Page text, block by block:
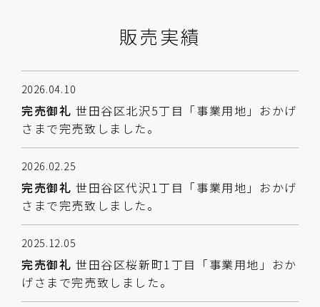
販売実績
2026.04.10
完売御礼 世田谷区北沢5丁目「事業用地」おかげ
さまで完売致しました。
2026.02.25
完売御礼 世田谷区代沢1丁目「事業用地」おかげ
さまで完売致しました。
2025.12.05
完売御礼 世田谷区桜新町1丁目「事業用地」おか
げさまで完売致しました。